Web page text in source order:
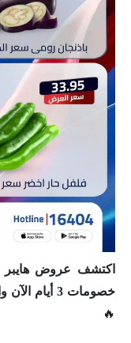
خصومات 3 أيام الآن واستفد بأفضل الأسعار قبل انتهاء العروض
🔥